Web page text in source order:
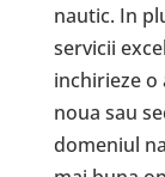
nautic. In
servicii
inchirieze o
noua sau
domeniul